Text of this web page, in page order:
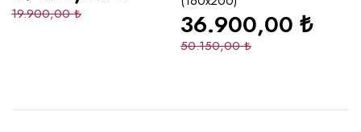
19.900,00₺
50.150,00₺
36.900,00 ₺